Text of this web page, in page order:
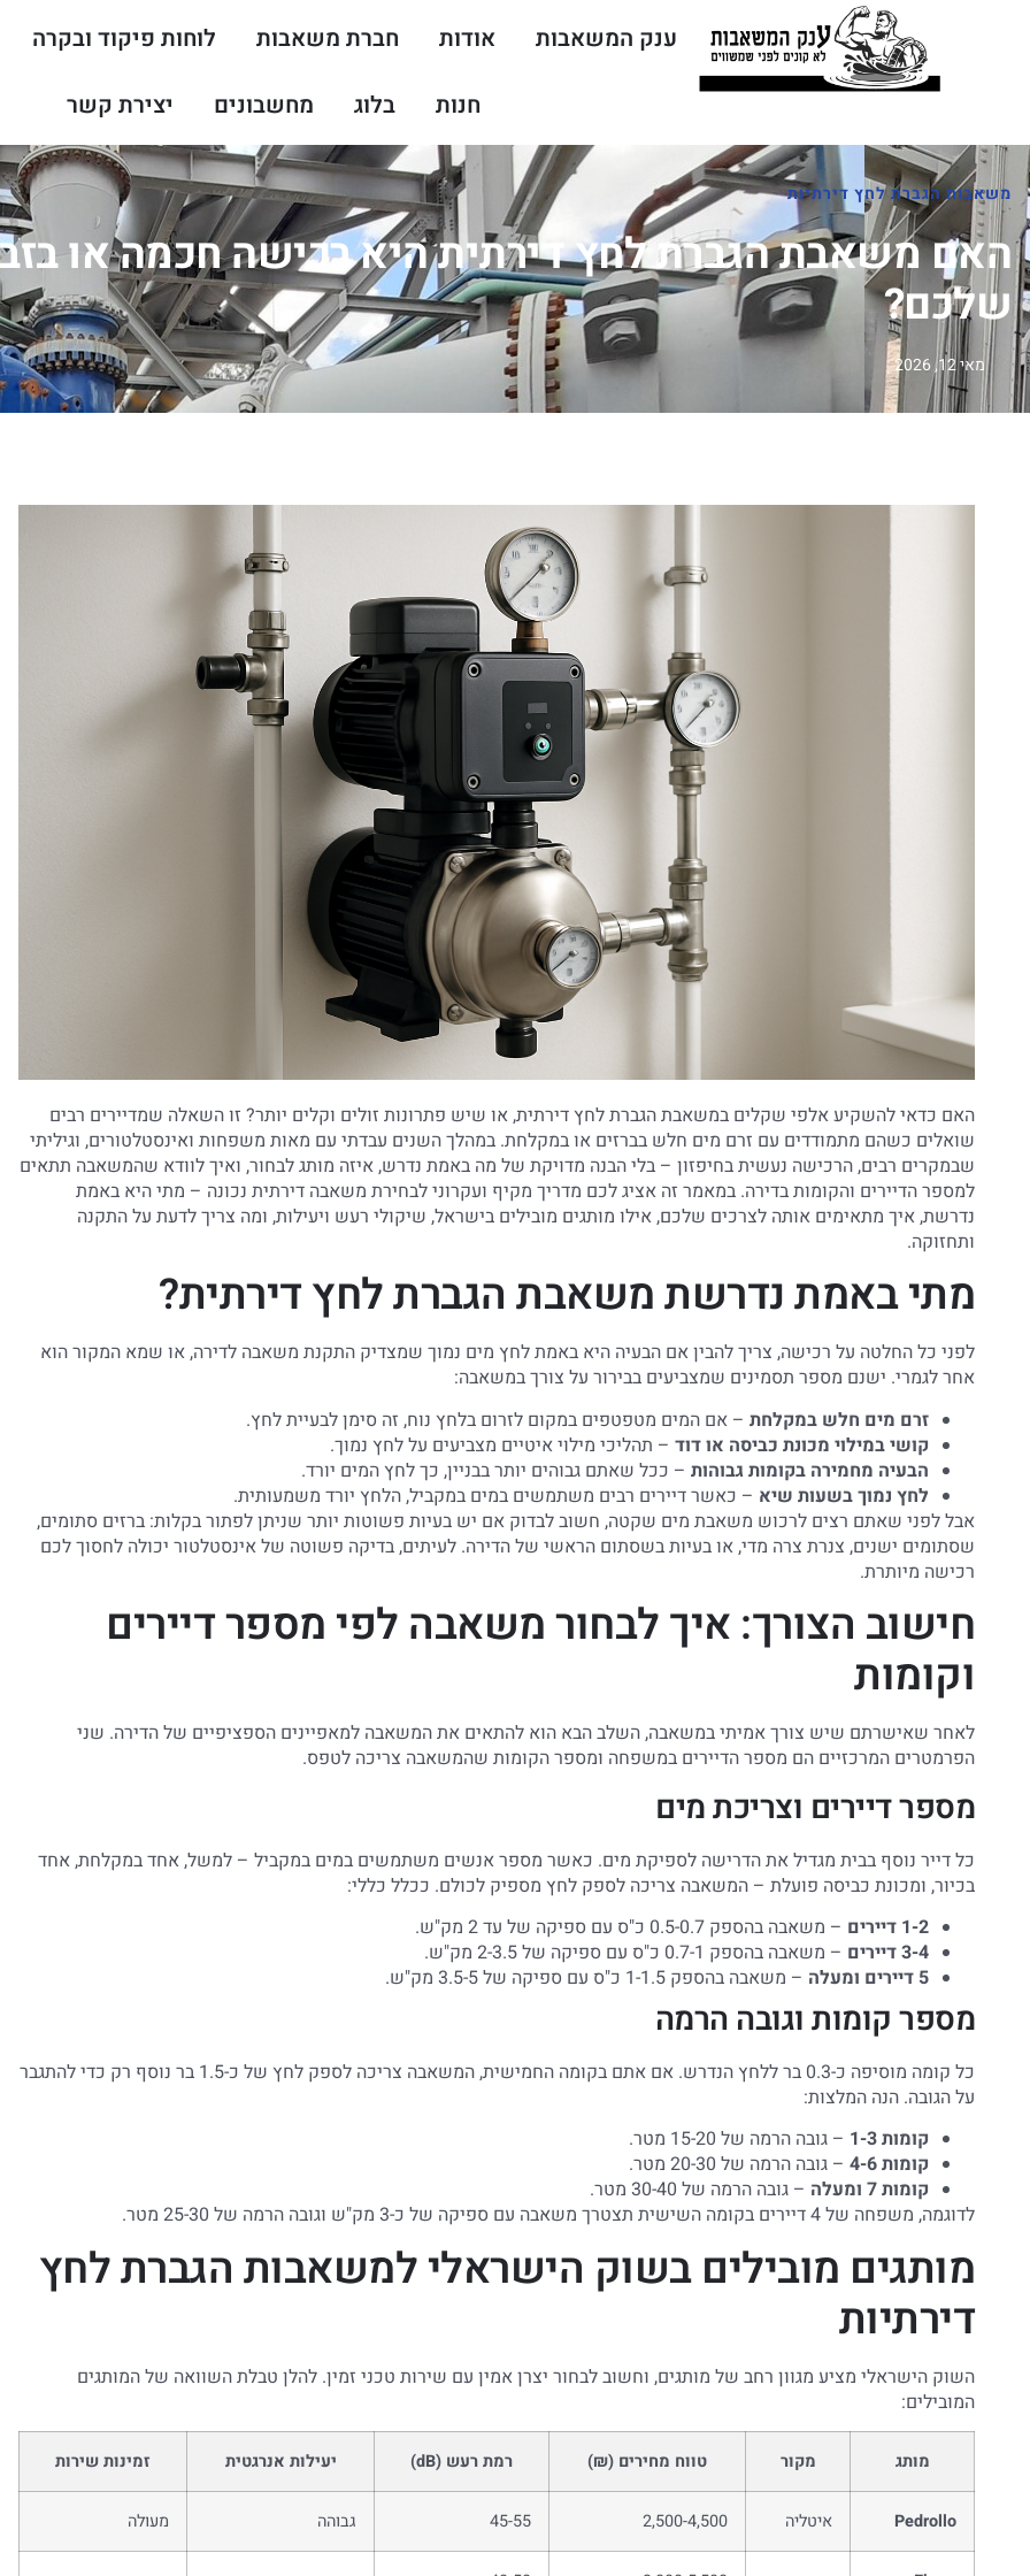
ענק המשאבות אודות חברת משאבות
לוחות פיקוד ובקרה
חנות
בלוג מחשבונים יצירת קשר
משאבות הגברת לחץ דירתיות
האם משאבת הגברת לחץ דירתית היא רכישה חכמה או
שלכם?
מאי 12, 2026
האם כדאי להשקיע אלפי שקלים במשאבת הגברת לחץ דירתית, או שיש פתרונות זולים וקלים יותר? זו השאלה שמדיירים רבים
שואלים כשהם מתמודדים עם זרם מים חלש בברזים או במקלחת. במהלך השנים עבדתי עם מאות משפחות ואינסטלטורים, וגיליתי
שבמקרים רבים, הרכישה נעשית בחיפזון – בלי הבנה מדויקת של מה באמת נדרש, איזה מותג לבחור, ואיך לוודא שהמשאבה תתאים
למספר הדיירים והקומות בדירה. במאמר זה אציג לכם מדריך מקיף ועקרוני לבחירת משאבה דירתית נכונה – מתי היא באמת
נדרשת, איך מתאימים אותה לצרכים שלכם, אילו מותגים מובילים בישראל, שיקולי רעש ויעילות, ומה צריך לדעת על התקנה
ותחזוקה.
מתי באמת נדרשת משאבת הגברת לחץ דירתית?
לפני כל החלטה על רכישה, צריך להבין אם הבעיה היא באמת לחץ מים נמוך שמצדיק התקנת משאבה לדירה, או שמא המקור הוא
אחר לגמרי. ישנם מספר תסמינים שמצביעים בבירור על צורך במשאבה:
זרם מים חלש במקלחת – אם המים מטפטפים במקום לזרום בלחץ נוח, זה סימן לבעיית לחץ.
קושי במילוי מכונת כביסה או דוד – תהליכי מילוי איטיים מצביעים על לחץ נמוך.
הבעיה מחמירה בקומות גבוהות – ככל שאתם גבוהים יותר בבניין, כך לחץ המים יורד.
לחץ נמוך בשעות שיא – כאשר דיירים רבים משתמשים במים במקביל, הלחץ יורד משמעותית.
אבל לפני שאתם רצים לרכוש משאבת מים שקטה, חשוב לבדוק אם יש בעיות פשוטות יותר שניתן לפתור בקלות: ברזים סתומים,
שסתומים ישנים, צנרת צרה מדי, או בעיות בשסתום הראשי של הדירה. לעיתים, בדיקה פשוטה של אינסטלטור יכולה לחסוך לכם
רכישה מיותרת.
חישוב הצורך: איך לבחור משאבה לפי מספר דיירים
וקומות
לאחר שאישרתם שיש צורך אמיתי במשאבה, השלב הבא הוא להתאים את המשאבה למאפיינים הספציפיים של הדירה. שני
הפרמטרים המרכזיים הם מספר הדיירים במשפחה ומספר הקומות שהמשאבה צריכה לטפס.
מספר דיירים וצריכת מים
כל דייר נוסף בבית מגדיל את הדרישה לספיקת מים. כאשר מספר אנשים משתמשים במים במקביל – למשל, אחד במקלחת, אחד
בכיור, ומכונת כביסה פועלת – המשאבה צריכה לספק לחץ מספיק לכולם. ככלל כללי:
1-2 דיירים
– משאבה בהספק 0.5-0.7 כ"ס עם ספיקה של עד 2 מק"ש.
3-4 דיירים
– משאבה בהספק 0.7-1 כ"ס עם ספיקה של 2-3.5 מק"ש.
5 דיירים ומעלה
– משאבה בהספק 1-1.5 כ"ס עם ספיקה של 3.5-5 מק"ש.
מספר קומות וגובה הרמה
כל קומה מוסיפה כ-0.3 בר ללחץ הנדרש. אם אתם בקומה החמישית, המשאבה צריכה לספק לחץ של כ-1.5 בר נוסף רק כדי להתגבר
על הגובה. הנה המלצות:
קומות 1-3
– גובה הרמה של 15-20 מטר.
קומות 4-6
– גובה הרמה של 20-30 מטר.
קומות 7 ומעלה
– גובה הרמה של 30-40 מטר.
לדוגמה, משפחה של 4 דיירים בקומה השישית תצטרך משאבה עם ספיקה של כ-3 מק"ש וגובה הרמה של 25-30 מטר.
מותגים מובילים בשוק הישראלי למשאבות הגברת לחץ
דירתיות
השוק הישראלי מציע מגוון רחב של מותגים, וחשוב לבחור יצרן אמין עם שירות טכני זמין. להלן טבלת השוואה של המותגים
המובילים:
מותג מקור טווח מחירים (₪) רמת רעש (dB) יעילות אנרגטית זמינות שירות
Pedrollo איטליה 2,500-4,500
45-55 גבוהה מעולה